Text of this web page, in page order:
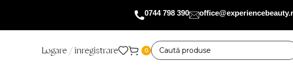
0744 798 390
Logare / înregistrare 0